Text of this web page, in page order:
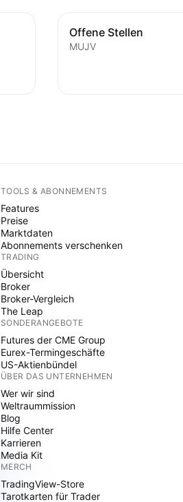
Offene Stellen
MUJV
TOOLS & ABONNEMENTS
Features
Preise
Marktdaten
Abonnements verschenken
TRADING
Übersicht
Broker
Broker-Vergleich
The Leap
SONDERANGEBOTE
Futures der CME Group
Eurex-Termingeschäfte
US-Aktienbündel
ÜBER DAS UNTERNEHMEN
Wer wir sind
Weltraummission
Blog
Hilfe Center
Karrieren
Media Kit
MERCH
TradingView-Store
Tarotkarten für Trader